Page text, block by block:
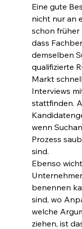
Eine gute
nicht nur an
schon früher
dass
demselben
qualifizierte
Markt
Interviews
stattfinden.
wenn
Prozess
sind.
Ebenso
benennen
sind, wo
welche
ziehen, ist